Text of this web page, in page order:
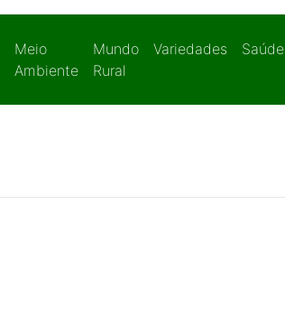
Meio
Ambiente
Mundo
Rural
Variedades Saúde